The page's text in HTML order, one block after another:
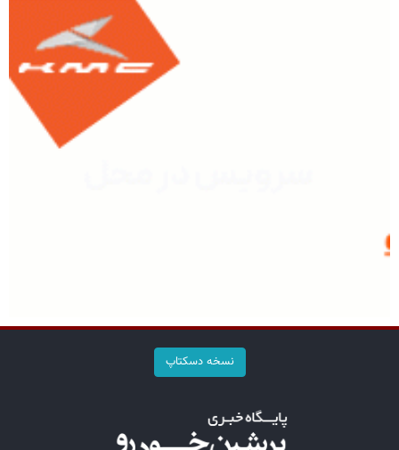
نسخه دسکتاپ